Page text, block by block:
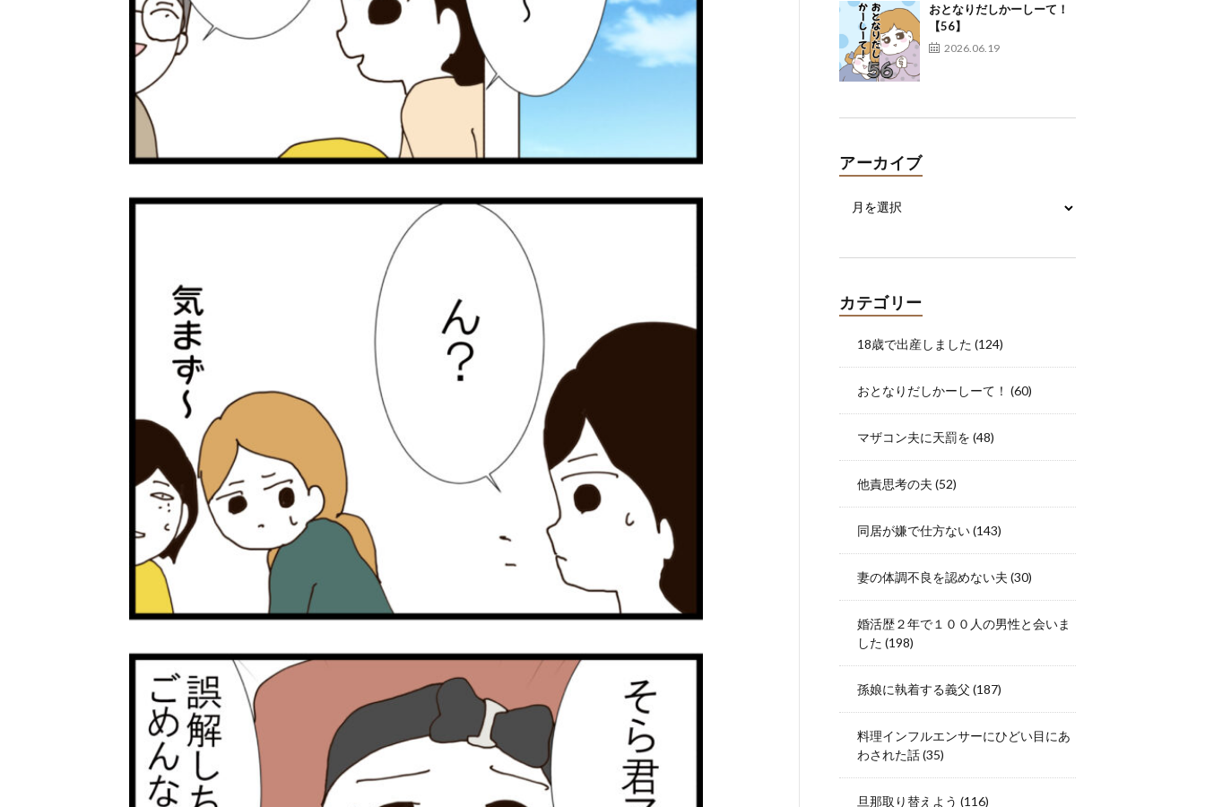
おとなりだしかーしーて！
【56】
2026.06.19
アーカイブ
カテゴリー
18歳で出産しました (124)
おとなりだしかーしーて！ (60)
マザコン夫に天罰を (48)
他責思考の夫 (52)
同居が嫌で仕方ない(143)
妻の体調不良を認めない夫 (30)
婚活歴２年で１００人の男性と会いま
した (198)
孫娘に執着する義父 (187)
料理インフルエンサーにひどい目にあ
わされた話(35)
旦那取り替えよう (116)